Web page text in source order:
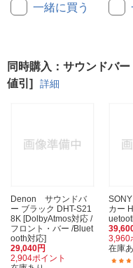
一緒に買う
同時購入：サウンドバ
値引]
詳細
Denon サウンドバ
ー ブラック DHT-S21
8K [DolbyAtmos対応 /
フロント・バー /Bluet
ooth対応]
29,040円
2,904ポイント
カー
3,960
在庫